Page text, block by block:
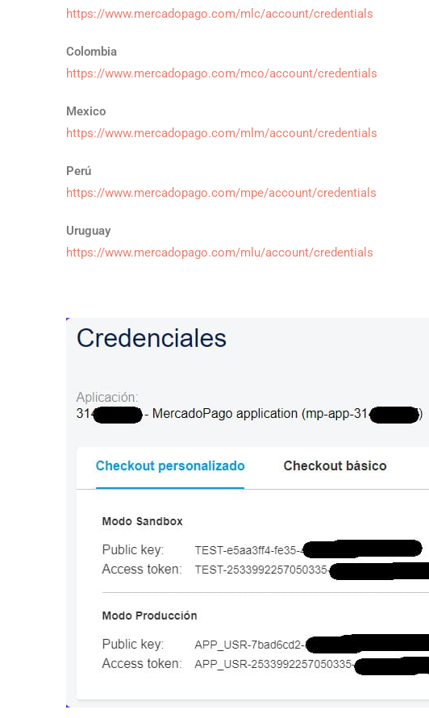
https://www.mercadopago.com/mlc/account/credentials
Colombia
https://www.mercadopago.com/mco/account/credentials
Mexico
https://www.mercadopago.com/mlm/account/credentials
Perú
https://www.mercadopago.com/mpe/account/credentials
Uruguay
https://www.mercadopago.com/mlu/account/credentials